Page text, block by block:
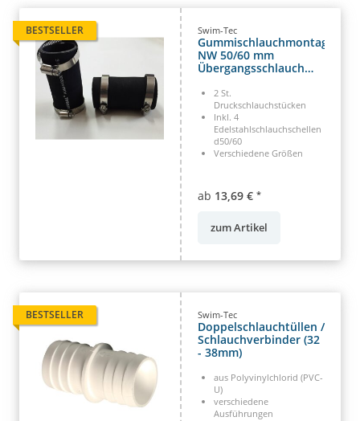
BESTSELLER Swim-Tec
Gummischlauchmontagesatz
NW 50/60 mm
Übergangsschlauch
2 St.
Druckschlauchstücken
Inkl. 4
Edelstahlschlauchschellen
d50/60
Verschiedene Größen
ab 13,69 € *
zum Artikel
BESTSELLER Swim-Tec
Doppelschlauchtüllen /
Schlauchverbinder (32
- 38mm)
aus Polyvinylchlorid (PVC-
U)
verschiedene
Ausführungen